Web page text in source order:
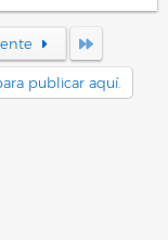
publicar aquí.